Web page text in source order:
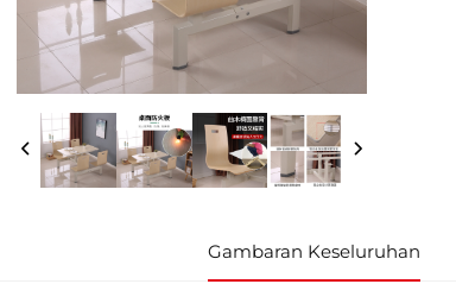
Gambaran Keseluruhan